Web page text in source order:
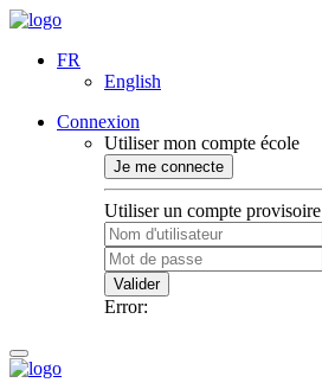
FR
English
Connexion
Utiliser mon compte école
Je me connecte
Utiliser un compte provisoire
Valider
Error: